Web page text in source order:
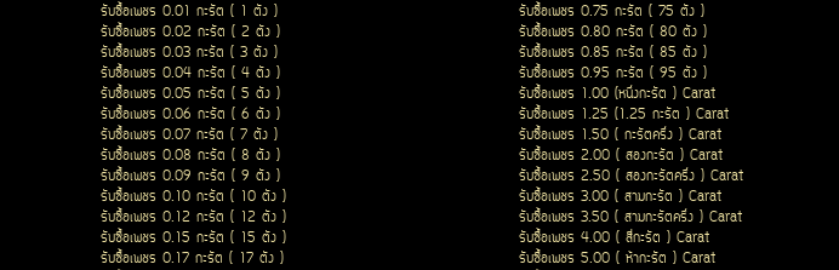
รับซื้อเพชร 0.01 กะรัต ( 1 ตัง )
รับซื้อเพชร 0.02 กะรัต ( 2 ตัง )
รับซื้อเพชร 0.03 กะรัต ( 3 ตัง )
รับซื้อเพชร 0.04 กะรัต ( 4 ตัง )
รับซื้อเพชร 0.05 กะรัต ( 5 ตัง )
รับซื้อเพชร 0.06 กะรัต ( 6 ตัง )
รับซื้อเพชร 0.07 กะรัต ( 7 ตัง )
รับซื้อเพชร 0.08 กะรัต ( 8 ตัง )
รับซื้อเพชร 0.09 กะรัต ( 9 ตัง )
รับซื้อเพชร 0.10 กะรัต ( 10 ตัง )
รับซื้อเพชร 0.12 กะรัต ( 12 ตัง )
รับซื้อเพชร 0.15 กะรัต ( 15 ตัง )
รับซื้อเพชร 0.17 กะรัต ( 17 ตัง )
รับซื้อเพชร 0.75 กะรัต ( 75 ตัง )
รับซื้อเพชร 0.80 กะรัต ( 80 ตัง )
รับซื้อเพชร 0.85 กะรัต ( 85 ตัง )
รับซื้อเพชร 0.95 กะรัต ( 95 ตัง )
รับซื้อเพชร 1.00 (หนึ่งกะรัต ) Carat
รับซื้อเพชร 1.25 (1.25 กะรัต ) Carat
รับซื้อเพชร 1.50 ( กะรัตครึ่ง ) Carat
รับซื้อเพชร 2.00 ( สองกะรัต ) Carat
รับซื้อเพชร 2.50 ( สองกะรัตครึ่ง ) Carat
รับซื้อเพชร 3.00 ( สามกะรัต ) Carat
รับซื้อเพชร 3.50 ( สามกะรัตครึ่ง ) Carat
รับซื้อเพชร 4.00 ( สี่กะรัต ) Carat
รับซื้อเพชร 5.00 ( ห้ากะรัต ) Carat